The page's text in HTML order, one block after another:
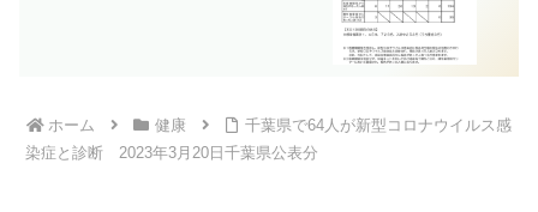
ホーム 健康
千葉県で64人が新型コロナウイルス感
染症と診断 2023年3月20日千葉県公表分